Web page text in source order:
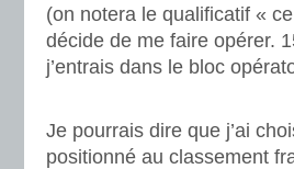
(on notera le qualificatif «
décide de me faire opérer.
j’entrais dans le bloc
Je pourrais dire que j’ai
positionné au classement